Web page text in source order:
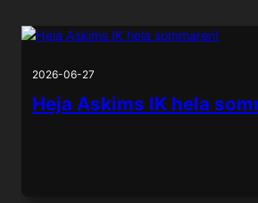
2026-06-27
Heja Askims IK hela